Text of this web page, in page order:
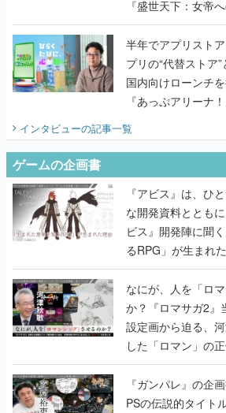
『盛世天下：女帝
うこだわりをプロ
半年でアプリストアをオ
プリの“代替ストア
国内向けローンチ
『あっぷアリーナ
てみた
インタビューの記事一覧
ゲームの企画書
『アビス』は、ひ
な開発資料ととも
ビス』開発陣に聞
るRPG」が生まれ
書】
なにが、人を「ロ
か？『ロマサガ2』
設定画から迫る、
した「ロマン」の
書】
『ガンパレ』の企
PSの伝説的タイト